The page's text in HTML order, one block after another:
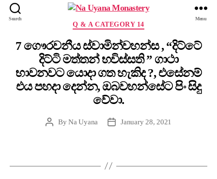
Search Menu
Q & A CATEGORY 14
7 ගෞරවනීය ස්වාමින්වහන්ස , “දිට්ටේ
දිට්ටි මත්තන් භවිස්සති ” ගාථා
භාවනවට යොදා ගත හැකිද ?, එසේනම්
එය පහදා දෙන්න, ඔබවහන්සේට පිං සිදු
වේවා.
ByNa Uyana January 28, 2021